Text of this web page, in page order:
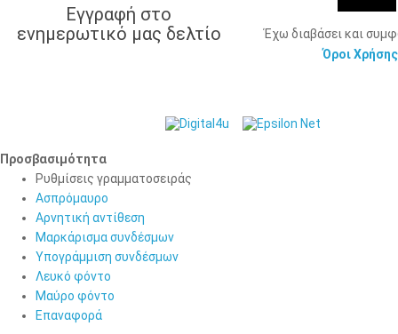
Εγγραφή στο
ενημερωτικό μας δελτίο
Έχω διαβάσει και
Όροι Χρήσης
Προσβασιμότητα
Προσβασιμότητα
Ρυθμίσεις γραμματοσειράς
Ασπρόμαυρο
Αρνητική αντίθεση
Μαρκάρισμα συνδέσμων
Υπογράμμιση συνδέσμων
Λευκό φόντο
Μαύρο φόντο
Επαναφορά